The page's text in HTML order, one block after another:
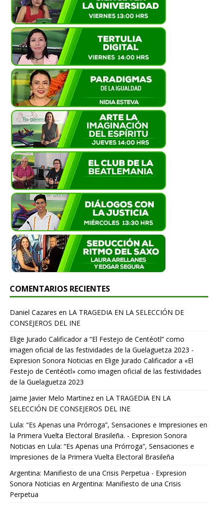
COMENTARIOS RECIENTES
Daniel Cazares en LA TRAGEDIA EN LA SELECCIÓN DE
CONSEJEROS DEL INE
Elige Jurado Calificador a “El Festejo de Centéotl” como
imagen oficial de las festividades de la Guelaguetza 2023 -
Expresion Sonora Noticias en Elige Jurado Calificador a «El
Festejo de Centéotl» como imagen oficial de las festividades
de la Guelaguetza 2023
Jaime Javier Melo Martinez en LA TRAGEDIA EN LA
SELECCIÓN DE CONSEJEROS DEL INE
Lula: “Es Apenas una Prórroga”, Sensaciones e Impresiones en
la Primera Vuelta Electoral Brasileña. - Expresion Sonora
Noticias en Lula: “Es Apenas una Prórroga”, Sensaciones e
Impresiones de la Primera Vuelta Electoral Brasileña
Argentina: Manifiesto de una Crisis Perpetua - Expresion
Sonora Noticias en Argentina: Manifiesto de una Crisis
Perpetua